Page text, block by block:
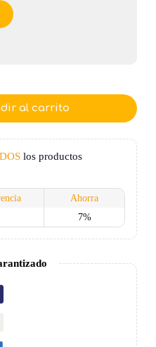
al carrito
los productos
Ahorra
7%